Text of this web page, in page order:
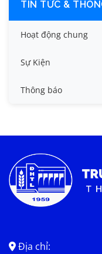
TIN TỨC &
Hoạt động chung
Tin công tác sinh
Tin đào tạo
Tin tức chung
Sự Kiện
Thông báo
Địa chỉ: